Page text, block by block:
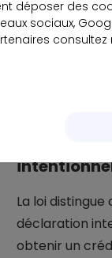
Chaque
La loi
déclaration
obtenir un
déposer des
sociaux,
consultez